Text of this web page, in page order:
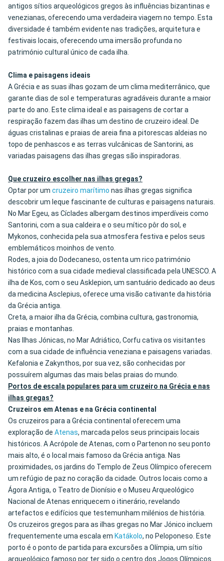
antigos sítios arqueológicos gregos às influências bizantinas e
venezianas, oferecendo uma verdadeira viagem no tempo. Esta
diversidade é também evidente nas tradições, arquitetura e
festivais locais, oferecendo uma imersão profunda no
património cultural único de cada ilha.
Clima e paisagens ideais
A Grécia e as suas ilhas gozam de um clima mediterrânico, que
garante dias de sol e temperaturas agradáveis durante a maior
parte do ano. Este clima ideal e as paisagens de cortar a
respiração fazem das ilhas um destino de cruzeiro ideal. De
águas cristalinas e praias de areia fina a pitorescas aldeias no
topo de penhascos e as terras vulcânicas de Santorini, as
variadas paisagens das ilhas gregas são inspiradoras.
Que cruzeiro escolher nas ilhas gregas?
Optar por um cruzeiro marítimo nas ilhas gregas significa
descobrir um leque fascinante de culturas e paisagens naturais.
No Mar Egeu, as Cíclades albergam destinos imperdíveis como
Santorini, com a sua caldeira e o seu mítico pôr do sol, e
Mykonos, conhecida pela sua atmosfera festiva e pelos seus
emblemáticos moinhos de vento.
Rodes, a joia do Dodecaneso, ostenta um rico património
histórico com a sua cidade medieval classificada pela UNESCO. A
ilha de Kos, com o seu Asklepion, um santuário dedicado ao deus
da medicina Asclepius, oferece uma visão cativante da história
da Grécia antiga.
Creta, a maior ilha da Grécia, combina cultura, gastronomia,
praias e montanhas.
Nas Ilhas Jónicas, no Mar Adriático, Corfu cativa os visitantes
com a sua cidade de influência veneziana e paisagens variadas.
Kefalonia e Zakynthos, por sua vez, são conhecidas por
possuírem algumas das mais belas praias do mundo.
Portos de escala populares para um cruzeiro na Grécia e nas
ilhas gregas?
Cruzeiros em Atenas e na Grécia continental
Os cruzeiros para a Grécia continental oferecem uma
exploração de Atenas, marcada pelos seus principais locais
históricos. A Acrópole de Atenas, com o Partenon no seu ponto
mais alto, é o local mais famoso da Grécia antiga. Nas
proximidades, os jardins do Templo de Zeus Olímpico oferecem
um refúgio de paz no coração da cidade. Outros locais como a
Ágora Antiga, o Teatro de Dionísio e o Museu Arqueológico
Nacional de Atenas enriquecem o itinerário, revelando
artefactos e edifícios que testemunham milénios de história.
Os cruzeiros gregos para as ilhas gregas no Mar Jónico incluem
frequentemente uma escala em Katákolo, no Peloponeso. Este
porto é o ponto de partida para excursões a Olímpia, um sítio
arqueológico famoso por ter sido o centro dos Jogos Olímpicos